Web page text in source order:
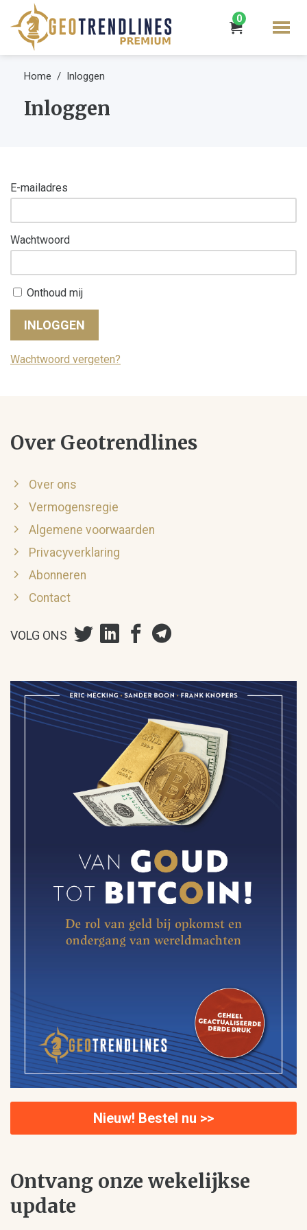
0
Home Inloggen
Inloggen
E-mailadres
Wachtwoord
Onthoud mij
INLOGGEN
Wachtwoord vergeten?
Over Geotrendlines
Over ons
Vermogensregie
Algemene voorwaarden
Privacyverklaring
Abonneren
Contact
VOLG ONS
Nieuw! Bestel nu >>
Ontvang onze wekelijkse
update